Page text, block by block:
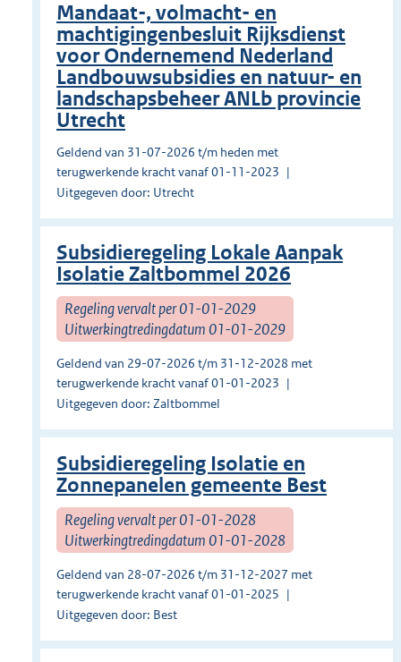
Mandaat-, volmacht- en
machtigingenbesluit Rijksdienst
voor Ondernemend Nederland
Landbouwsubsidies en natuur- en
landschapsbeheer ANLb provincie
Utrecht
Geldend van 31-07-2026 t/m heden met
terugwerkende kracht vanaf 01-11-2023
Uitgegeven door: Utrecht
Subsidieregeling Lokale Aanpak
Isolatie Zaltbommel 2026
Regeling vervalt per 01-01-2029
Uitwerkingtredingdatum 01-01-2029
Geldend van 29-07-2026 t/m 31-12-2028 met
terugwerkende kracht vanaf 01-01-2023
Uitgegeven door: Zaltbommel
Subsidieregeling Isolatie en
Zonnepanelen gemeente Best
Regeling vervalt per 01-01-2028
Uitwerkingtredingdatum 01-01-2028
Geldend van 28-07-2026 t/m 31-12-2027 met
terugwerkende kracht vanaf 01-01-2025
Uitgegeven door: Best